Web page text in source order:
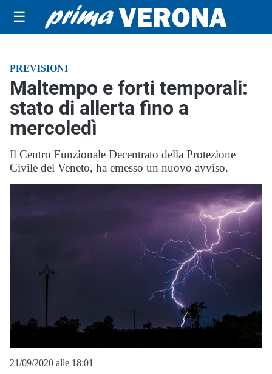
☰
PREVISIONI
Maltempo e forti temporali:
stato di allerta fino a
mercoledì
Il Centro Funzionale Decentrato della Protezione
Civile del Veneto, ha emesso un nuovo avviso.
21/09/2020 alle 18:01